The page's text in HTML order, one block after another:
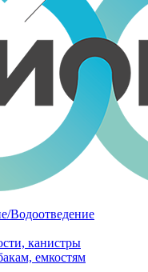
Водоотведение
канистры
емкостям